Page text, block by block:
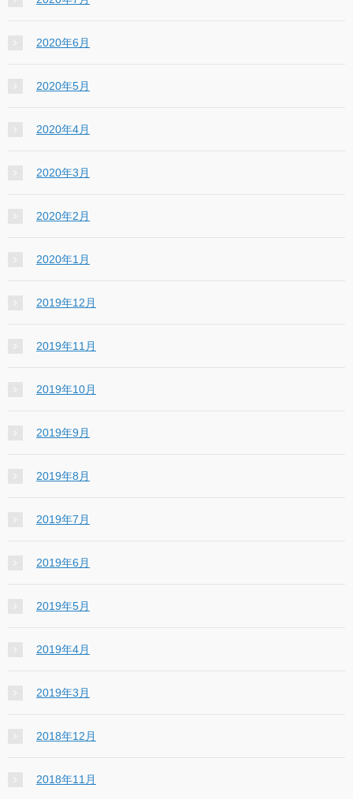
2020年6月
2020年5月
2020年4月
2020年3月
2020年2月
2020年1月
2019年12月
2019年11月
2019年10月
2019年9月
2019年8月
2019年7月
2019年6月
2019年5月
2019年4月
2019年3月
2018年12月
2018年11月